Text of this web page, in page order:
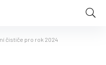
čističe pro rok 2024